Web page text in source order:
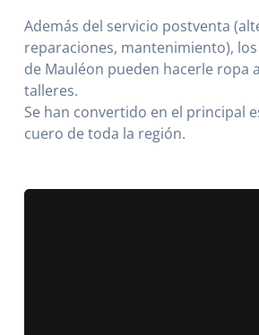
Además del servicio postventa
reparaciones, mantenimiento),
de Mauléon pueden hacerle ropa
talleres.
Se han convertido en el principal
cuero de toda la región.